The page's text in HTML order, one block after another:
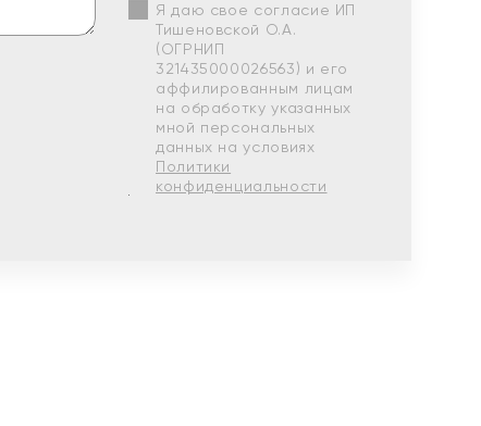
Я даю свое согласие ИП
Тишеновской О.А.
(ОГРНИП
321435000026563) и его
аффилированным лицам
на обработку указанных
мной персональных
данных на условиях
Политики
конфиденциальности